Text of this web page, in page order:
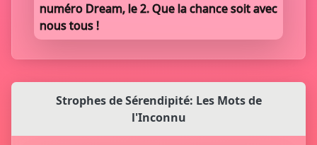
numéro Dream, le 2. Que la chance soit avec
nous tous !
Strophes de Sérendipité: Les Mots de
l'Inconnu